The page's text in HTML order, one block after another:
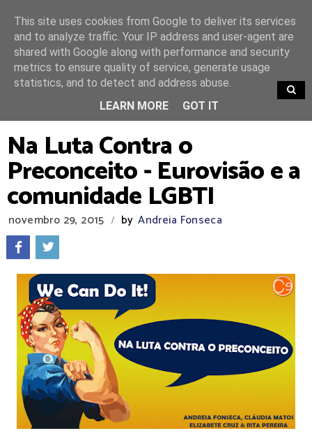
TRENDING
Na Luta Contra o
Preconceito - Eurovisão e a
comunidade LGBTI
novembro 29, 2015 / by Andreia Fonseca
This site uses cookies from Google to deliver its services
and to analyze traffic. Your IP address and user-agent are
shared with Google along with performance and security
metrics to ensure quality of service, generate usage
statistics, and to detect and address abuse.
LEARN MORE
GOT IT